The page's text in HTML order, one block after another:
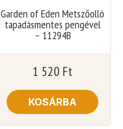
Garden of Eden Metszőolló
tapadásmentes pengével
– 11294B
1 520 Ft
KOSÁRBA